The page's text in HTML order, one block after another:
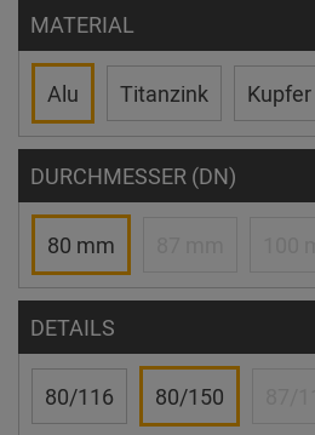
MATERIAL
Alu Titanzink Kupfer
DURCHMESSER (DN)
80 mm
DETAILS
80/116 80/150